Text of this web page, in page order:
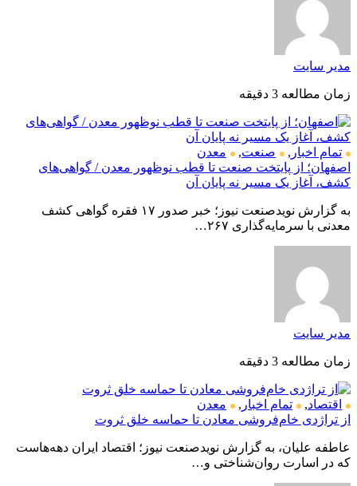
مدیر سایت
زمان مطالعه 3 دقیقه
تمام اخبار , صنعت,
معدن
اصفهان؛ از پایتخت صنعت تا قطب نوظهور معدن / گواهی‌های
کشف، آغاز یک مسیر نه پایان آن
به گزارش نویدصنعت نیوز؛ خبر صدور ۱۷ فقره گواهی کشف
معدنی با سرمایه‌گذاری ۲۶۷…
مدیر سایت
زمان مطالعه 3 دقیقه
اقتصاد, تمام اخبار ,
معدن
از تراژدی خام‌فروشی معادن تا حماسه خلق ثروت
عاطفه علیان، به گزارش نویدصنعت نیوز؛ اقتصاد ایران دهه‌هاست
که در اسارت روان‌شناختی و…